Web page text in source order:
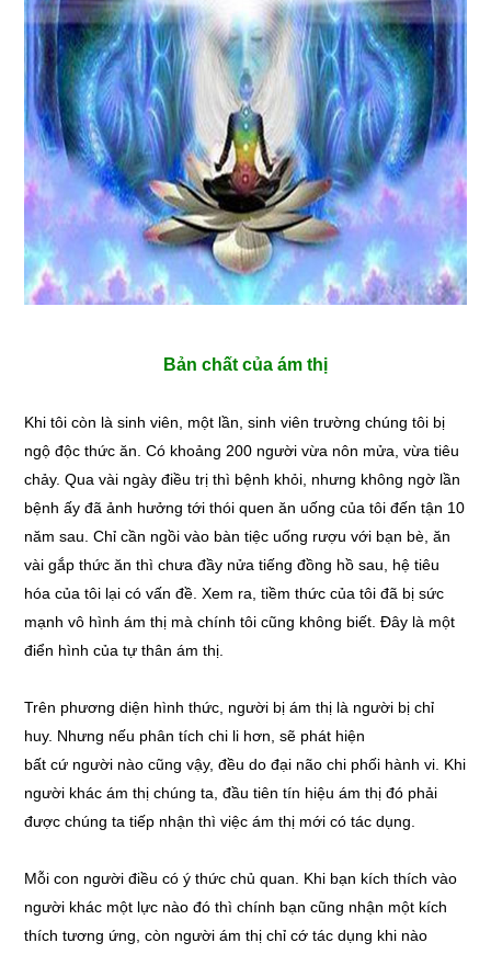
Bản chất của ám thị
Khi tôi còn là sinh viên, một lần, sinh viên trường chúng tôi bị
ngộ độc thức ăn. Có khoảng 200 người vừa nôn mửa, vừa tiêu
chảy. Qua vài ngày điều trị thì bệnh khỏi, nhưng không ngờ lần
bệnh ấy đã ảnh hưởng tới thói quen ăn uống của tôi đến tận 10
năm sau. Chỉ cần ngồi vào bàn tiệc uống rượu với bạn bè, ăn
vài gắp thức ăn thì chưa đầy nửa tiếng đồng hồ sau, hệ tiêu
hóa của tôi lại có vấn đề. Xem ra, tiềm thức của tôi đã bị sức
mạnh vô hình ám thị mà chính tôi cũng không biết. Đây là một
điển hình của tự thân ám thị.
Trên phương diện hình thức, người bị ám thị là người bị chỉ
huy. Nhưng nếu phân tích chi li hơn, sẽ phát hiện
bất cứ người nào cũng vậy, đều do đại não chi phối hành vi. Khi
người khác ám thị chúng ta, đầu tiên tín hiệu ám thị đó phải
được chúng ta tiếp nhận thì việc ám thị mới có tác dụng.
Mỗi con người điều có ý thức chủ quan. Khi bạn kích thích vào
người khác một lực nào đó thì chính bạn cũng nhận một kích
thích tương ứng, còn người ám thị chỉ cớ tác dụng khi nào